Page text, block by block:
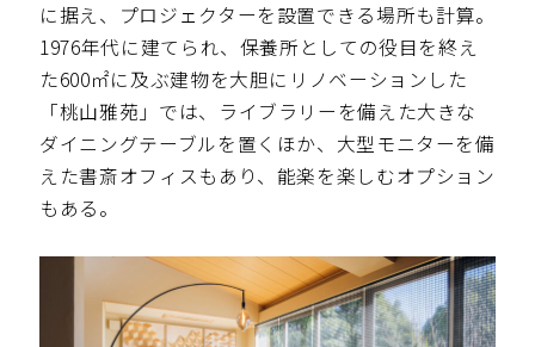
に据え、プロジェクターを設置できる場所も計算。
1976年代に建てられ、保養所としての役目を終え
た600㎡に及ぶ建物を大胆にリノベーションした
「桃山雅苑」では、ライブラリーを備えた大きな
ダイニングテーブルを置くほか、大型モニターを備
えた書斎オフィスもあり、能楽を楽しむオプション
もある。